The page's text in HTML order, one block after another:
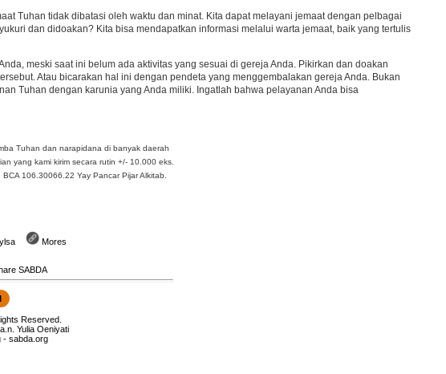
Tuhan tidak dibatasi oleh waktu dan minat. Kita dapat melayani jemaat dengan pelbagai
dan didoakan? Kita bisa mendapatkan informasi melalui warta jemaat, baik yang tertulis
meski saat ini belum ada aktivitas yang sesuai di gereja Anda. Pikirkan dan doakan
Atau bicarakan hal ini dengan pendeta yang menggembalakan gereja Anda. Bukan
Tuhan dengan karunia yang Anda miliki. Ingatlah bahwa pelayanan Anda bisa
Tuhan dan narapidana di banyak daerah
yang kami kirim secara rutin +/- 10.000 eks.
106.30066.22 Yay Pancar Pijar Alkitab.
Mores
SABDA
Reserved.
Yulia Oeniyati
- sabda.org